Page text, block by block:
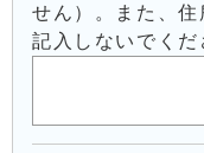
せん）。また、
記入しないでくだ